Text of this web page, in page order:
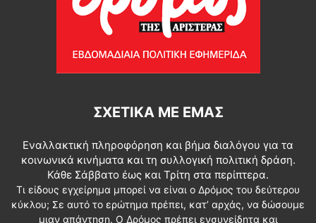
ΣΧΕΤΙΚΆ ΜΕ ΕΜΆΣ
Εναλλακτική πληροφόρηση και βήμα διαλόγου για τα
κοινωνικά κινήματα και τη συλλογική πολιτική δράση.
Κάθε Σάββατο έως και Τρίτη στα περίπτερα.
Τι είδους εγχείρημα μπορεί να είναι ο Δρόμος του δεύτερου
κύκλου; Σε αυτό το ερώτημα πρέπει, κατ’ αρχάς, να δώσουμε
μιαν απάντηση. Ο Δρόμος πρέπει ενσυνείδητα και